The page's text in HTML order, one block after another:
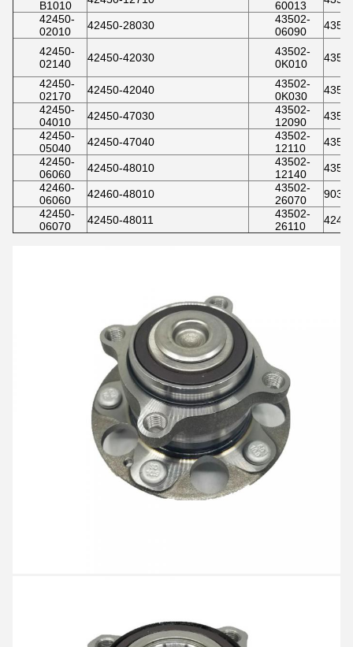
B1010 60013
42450-
02010
42450-28030
43502-
06090
42450-
02140
42450-42030
43502-
0K010
42450-
02170
42450-42040
43502-
0K030
42450-
04010
42450-47030
43502-
12090
42450-
05040
42450-47040
43502-
12110
42450-
06060
42450-48010
43502-
12140
42460-
06060
42460-48010
43502-
26070
42450-
06070
42450-48011
43502-
26110